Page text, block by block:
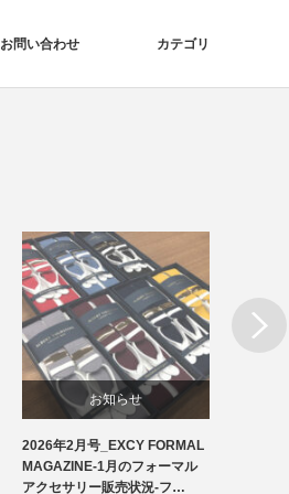
お問い合わせ カテゴリ
お知らせ
フォーマルアクセサリー
2026年2月号_EXCY FORMAL
MAGAZINE-1月のフォーマル
アクセサリー販売状況-フ…
Next